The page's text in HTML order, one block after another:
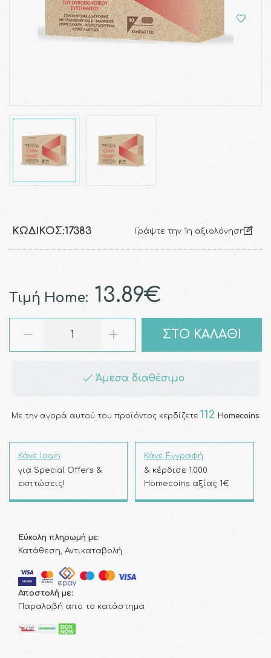
ΚΩΔΙΚΌΣ:17383 Γράψτε την 1η αξιολόγηση
Τιμή Home: 13.89€
ΣΤΟ ΚΑΛΑΘΙ
Άμεσα διαθέσιμο
Με την αγορά αυτού του προϊόντος κερδίζετε 112 Homecoins
Κάνε login
για Special Offers &
εκπτώσεις!
Κάνε Εγγραφή
& κέρδισε 1.000
Homecoins αξίας 1€
Εύκολη πληρωμή με:
Κατάθεση, Αντικαταβολή
Αποστολή με:
Παραλαβή απο το κατάστημα